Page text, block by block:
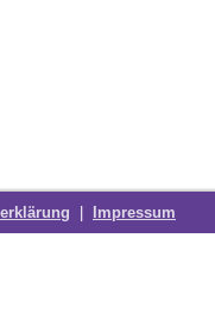
Impressum